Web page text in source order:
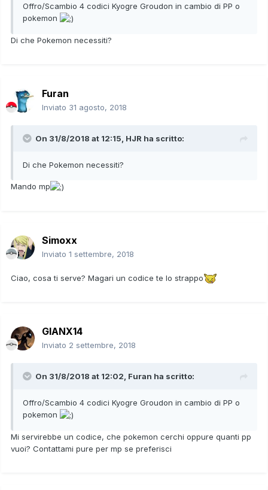
Offro/Scambio 4 codici Kyogre Groudon in cambio di PP o
pokemon
Di che Pokemon necessiti?
Furan
Inviato 31 agosto, 2018
On 31/8/2018 at 12:15, HJR ha scritto:
Di che Pokemon necessiti?
Mando mp
Simoxx
Inviato 1 settembre, 2018
Ciao, cosa ti serve? Magari un codice te lo strappo
GIANX14
Inviato 2 settembre, 2018
On 31/8/2018 at 12:02, Furan ha scritto:
Offro/Scambio 4 codici Kyogre Groudon in cambio di PP o
pokemon
Mi servirebbe un codice, che pokemon cerchi oppure quanti pp
vuoi? Contattami pure per mp se preferisci